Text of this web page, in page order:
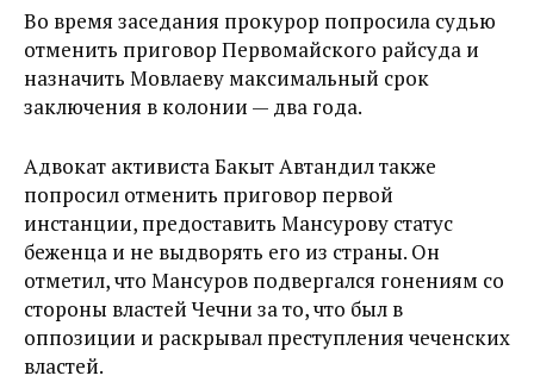
Во время заседания прокурор попросила судью
отменить приговор Первомайского райсуда и
назначить Мовлаеву максимальный срок
заключения в колонии — два года.
Адвокат активиста Бакыт Автандил также
попросил отменить приговор первой
инстанции, предоставить Мансурову статус
беженца и не выдворять его из страны. Он
отметил, что Мансуров подвергался гонениям со
стороны властей Чечни за то, что был в
оппозиции и раскрывал преступления чеченских
властей.